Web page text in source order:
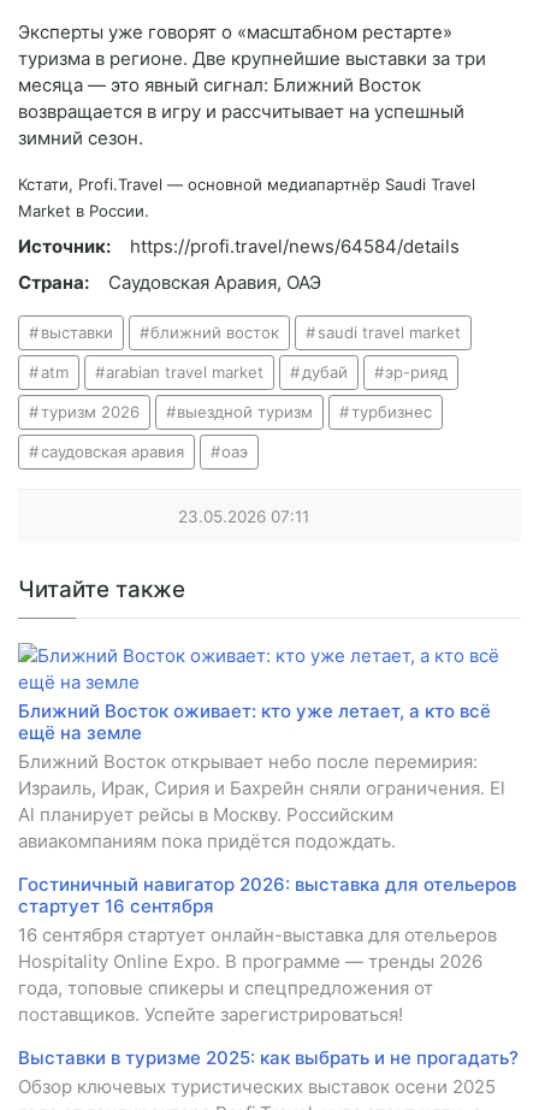
Эксперты уже говорят о «масштабном рестарте»
туризма в регионе. Две крупнейшие выставки за три
месяца — это явный сигнал: Ближний Восток
возвращается в игру и рассчитывает на успешный
зимний сезон.
Кстати, Profi.Travel — основной медиапартнёр Saudi Travel
Market в России.
Источник:
https://profi.travel/news/64584/details
Страна:
Саудовская Аравия, ОАЭ
выставки ближний восток saudi travel market
atm arabian travel market дубай эр-рияд
туризм 2026 выездной туризм турбизнес
саудовская аравия оаэ
23.05.2026 07:11
Читайте также
Ближний Восток оживает: кто уже летает, а кто всё
ещё на земле
Ближний Восток открывает небо после перемирия:
Израиль, Ирак, Сирия и Бахрейн сняли ограничения. El
Al планирует рейсы в Москву. Российским
авиакомпаниям пока придётся подождать.
Гостиничный навигатор 2026: выставка для отельеров
стартует 16 сентября
16 сентября стартует онлайн-выставка для отельеров
Hospitality Online Expo. В программе — тренды 2026
года, топовые спикеры и спецпредложения от
поставщиков. Успейте зарегистрироваться!
Выставки в туризме 2025: как выбрать и не прогадать?
Обзор ключевых туристических выставок осени 2025